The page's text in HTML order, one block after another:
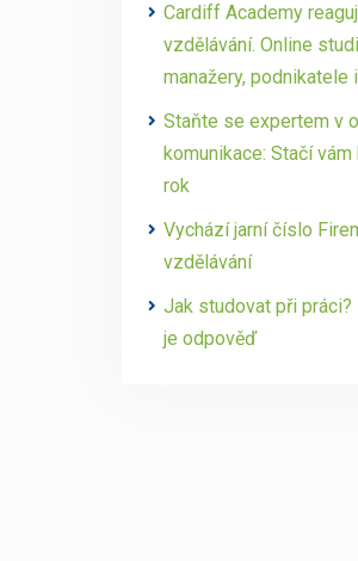
Cardiff Academy
vzdělávání. Online
manažery, podnikatele
Staňte se expertem v
komunikace: Stačí
rok
Vychází jarní číslo
vzdělávání
Jak studovat při
je odpověď